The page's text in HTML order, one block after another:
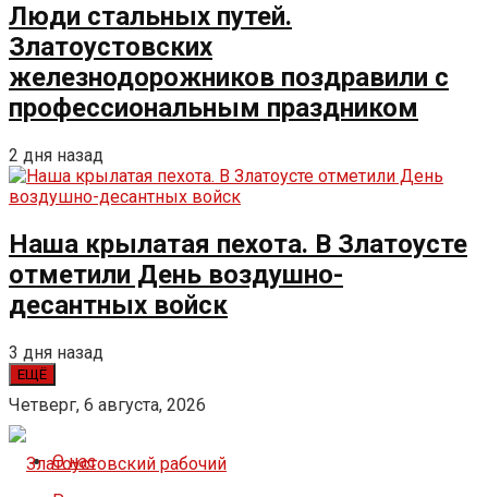
Люди стальных путей.
Златоустовских
железнодорожников поздравили с
профессиональным праздником
2 дня назад
Наша крылатая пехота. В Златоусте
отметили День воздушно-
десантных войск
3 дня назад
ЕЩЁ
Четверг, 6 августа, 2026
О нас